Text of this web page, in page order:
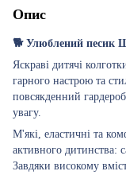
Опис
🐕 Улюблений песик
Яскраві дитячі
гарного настрою та
повсякденний
увагу.
М'які, еластичні та
активного дитинства:
Завдяки високому